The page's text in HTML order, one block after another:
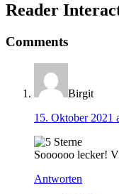
Reader
Comments
Birgit
15. Oktober 2021
Soooooo lecker!
Antworten